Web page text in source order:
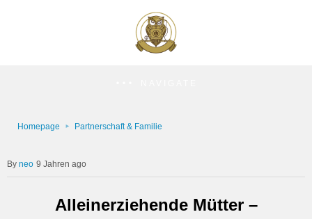
Homepage Partnerschaft & Familie
neo 9 Jahren ago
Alleinerziehende Mütter –